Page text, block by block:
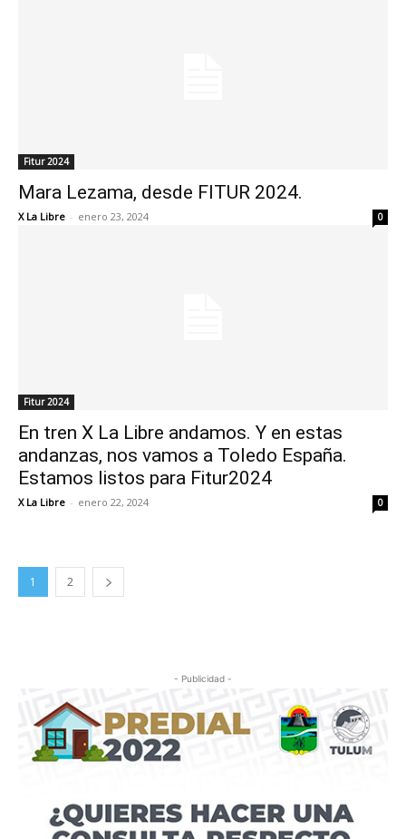
Fitur 2024
Mara Lezama, desde FITUR 2024.
X La Libre - enero 23, 2024 0
Fitur 2024
En tren X La Libre andamos. Y en estas
andanzas, nos vamos a Toledo España.
Estamos listos para Fitur2024
X La Libre - enero 22, 2024 0
1 2
- Publicidad -